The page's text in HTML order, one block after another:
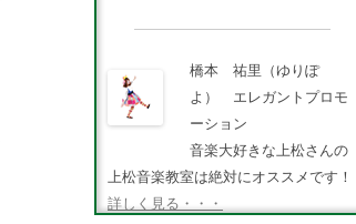
橋本 祐里（ゆりぽ
よ） エレガントプロモ
ーション
音楽大好きな上松さんの
上松音楽教室は絶対にオススメです！
詳しく見る・・・